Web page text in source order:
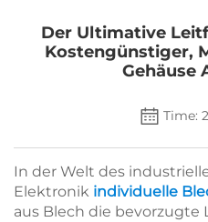
Kontaktieren Sie Uns
Der Ultimative
Kostengünstiger,
Gehäuse
Time:
In der Welt des
Elektronik individuelle
aus Blech die bevorzugte